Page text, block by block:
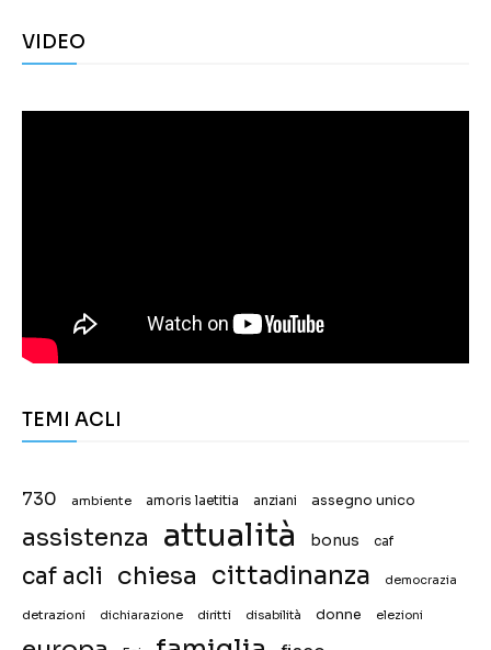
VIDEO
TEMI ACLI
730 ambiente amoris laetitia anziani assegno unico
assistenza attualità bonus caf
caf acli chiesa cittadinanza democrazia
detrazioni dichiarazione diritti disabilità donne elezioni